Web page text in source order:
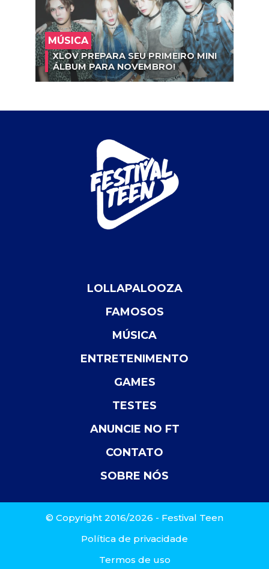
MÚSICA
XLOV PREPARA SEU PRIMEIRO MINI
ÁLBUM PARA NOVEMBRO!
LOLLAPALOOZA
FAMOSOS
MÚSICA
ENTRETENIMENTO
GAMES
TESTES
ANUNCIE NO FT
CONTATO
SOBRE NÓS
© Copyright 2016/2026 - Festival Teen
Política de privacidade
Termos de uso